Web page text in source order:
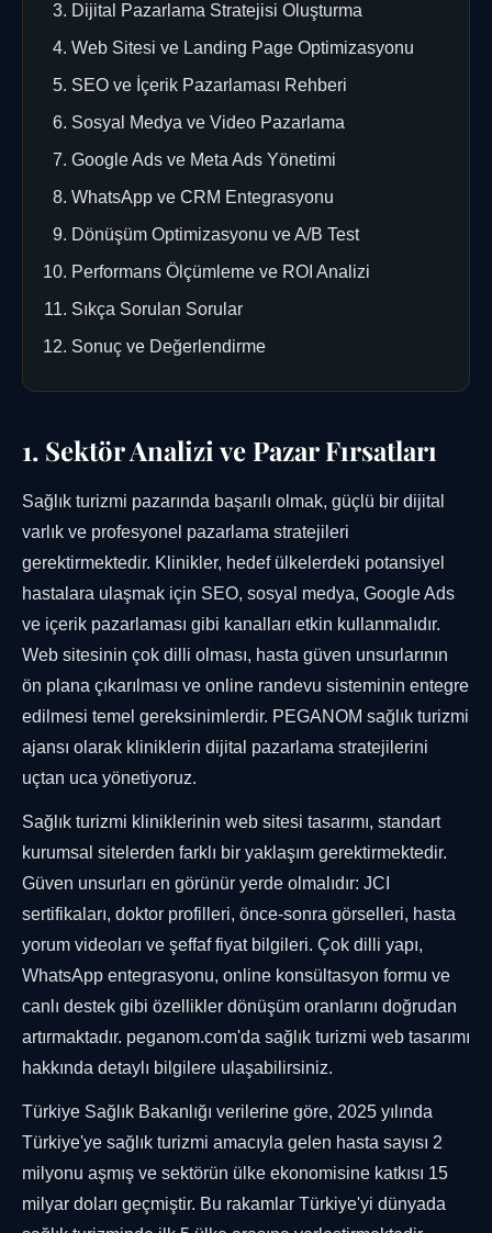
Dijital Pazarlama Stratejisi Oluşturma
Web Sitesi ve Landing Page Optimizasyonu
SEO ve İçerik Pazarlaması Rehberi
Sosyal Medya ve Video Pazarlama
Google Ads ve Meta Ads Yönetimi
WhatsApp ve CRM Entegrasyonu
Dönüşüm Optimizasyonu ve A/B Test
Performans Ölçümleme ve ROI Analizi
Sıkça Sorulan Sorular
Sonuç ve Değerlendirme
1. Sektör Analizi ve Pazar Fırsatları
Sağlık turizmi pazarında başarılı olmak, güçlü bir dijital
varlık ve profesyonel pazarlama stratejileri
gerektirmektedir. Klinikler, hedef ülkelerdeki potansiyel
hastalara ulaşmak için SEO, sosyal medya, Google Ads
ve içerik pazarlaması gibi kanalları etkin kullanmalıdır.
Web sitesinin çok dilli olması, hasta güven unsurlarının
ön plana çıkarılması ve online randevu sisteminin entegre
edilmesi temel gereksinimlerdir. PEGANOM sağlık turizmi
ajansı olarak kliniklerin dijital pazarlama stratejilerini
uçtan uca yönetiyoruz.
Sağlık turizmi kliniklerinin web sitesi tasarımı, standart
kurumsal sitelerden farklı bir yaklaşım gerektirmektedir.
Güven unsurları en görünür yerde olmalıdır: JCI
sertifikaları, doktor profilleri, önce-sonra görselleri, hasta
yorum videoları ve şeffaf fiyat bilgileri. Çok dilli yapı,
WhatsApp entegrasyonu, online konsültasyon formu ve
canlı destek gibi özellikler dönüşüm oranlarını doğrudan
artırmaktadır. peganom.com'da sağlık turizmi web tasarımı
hakkında detaylı bilgilere ulaşabilirsiniz.
Türkiye Sağlık Bakanlığı verilerine göre, 2025 yılında
Türkiye'ye sağlık turizmi amacıyla gelen hasta sayısı 2
milyonu aşmış ve sektörün ülke ekonomisine katkısı 15
milyar doları geçmiştir. Bu rakamlar Türkiye'yi dünyada